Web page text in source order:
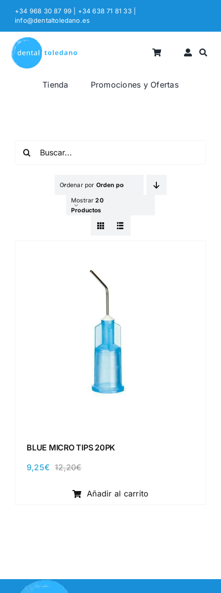
Saltar
contenido
+34 968 30 87 99 | +34 638 71 81 33
info@dentaltoledano.es
Tienda Promociones y Ofertas
Ordenar por Orden por Defecto
Mostrar20
Productos
BLUE MICRO TIPS 20PK
12,20€El
original
era:
9,25€
El
actual
es:
Añadir al carrito